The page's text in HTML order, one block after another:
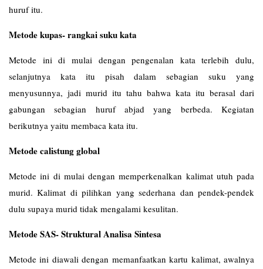
huruf itu.
Metode kupas- rangkai suku kata
Metode ini di mulai dengan pengenalan kata terlebih dulu,
selanjutnya kata itu pisah dalam sebagian suku yang
menyusunnya, jadi murid itu tahu bahwa kata itu berasal dari
gabungan sebagian huruf abjad yang berbeda. Kegiatan
berikutnya yaitu membaca kata itu.
Metode calistung global
Metode ini di mulai dengan memperkenalkan kalimat utuh pada
murid. Kalimat di pilihkan yang sederhana dan pendek-pendek
dulu supaya murid tidak mengalami kesulitan.
Metode SAS- Struktural Analisa Sintesa
Metode ini diawali dengan memanfaatkan kartu kalimat, awalnya